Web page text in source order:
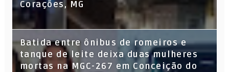
Corações, MG
Batida entre ônibus de romeiros e
tanque de leite deixa duas mulheres
mortas na MGC-267 em Conceição do